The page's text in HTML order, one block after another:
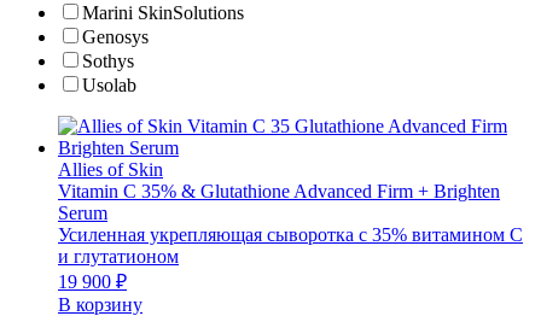
Marini SkinSolutions
Genosys
Sothys
Usolab
Allies of Skin
Vitamin C 35% & Glutathione Advanced Firm + Brighten
Serum
Усиленная укрепляющая сыворотка с 35% витамином С
и глутатионом
19 900 ₽
В корзину